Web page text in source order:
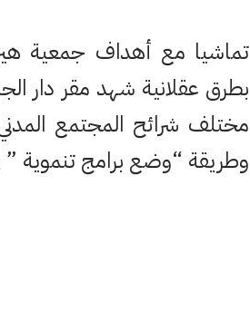
تماشيا مع أهداف جمعية
بطرق عقلانية شهد مقر دار
مختلف شرائح المجتمع
وطريقة “وضع برامج تنموية ”